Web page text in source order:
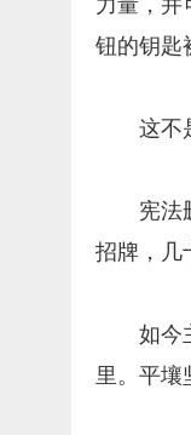
力量，并
钮的钥匙
这不
宪法
招牌，几
如今
里。平壤